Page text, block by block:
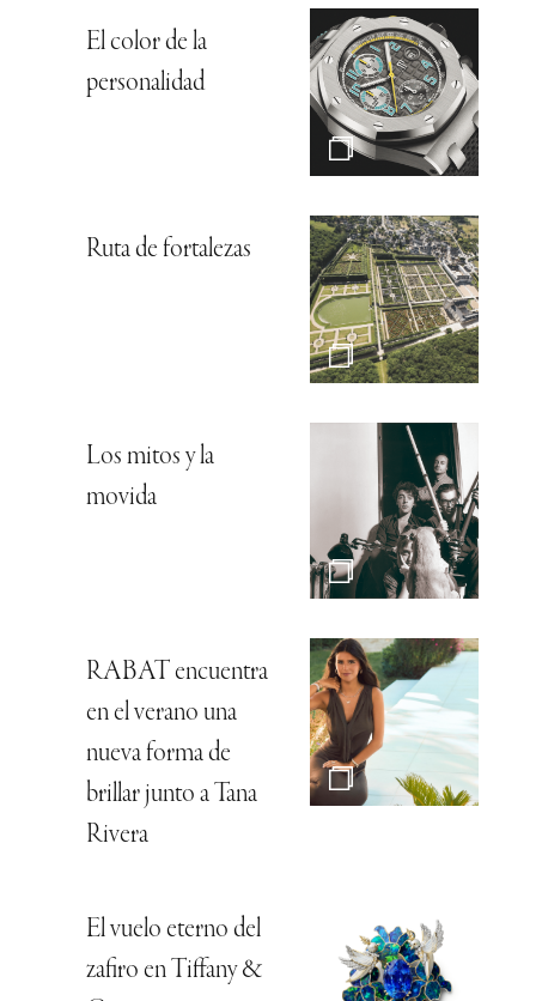
El color de la
personalidad
Ruta de fortalezas
Los mitos y la
movida
RABAT encuentra
en el verano una
nueva forma de
brillar junto a Tana
Rivera
El vuelo eterno del
zafiro en Tiffany &